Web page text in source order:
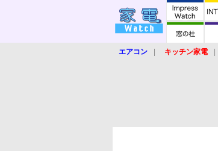
エアコン キッチン家電